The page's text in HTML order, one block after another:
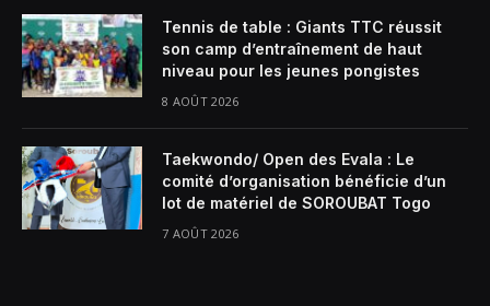
Tennis de table : Giants TTC réussit
son camp d’entraînement de haut
niveau pour les jeunes pongistes
8 AOÛT 2026
Taekwondo/ Open des Evala : Le
comité d’organisation bénéficie d’un
lot de matériel de SOROUBAT Togo
7 AOÛT 2026